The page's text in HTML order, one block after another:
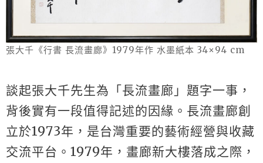
張大千《行書 長流畫廊》1979年作 水墨紙本 34×94 cm
談起張大千先生為「長流畫廊」題字一事，
背後實有一段值得記述的因緣。長流畫廊創
立於1973年，是台灣重要的藝術經營與收藏
交流平台。1979年，畫廊新大樓落成之際，